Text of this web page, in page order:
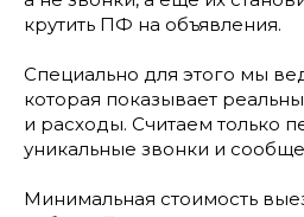
крутить ПФ на объявления.
Специально для этого мы
которая показывает
и расходы. Считаем только
уникальные звонки и
Минимальная стоимость